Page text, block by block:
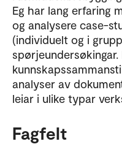
Eg har lang erfaring
og analysere case-
(individuelt og i
analyser av
leiar i ulike typar
Fagfelt